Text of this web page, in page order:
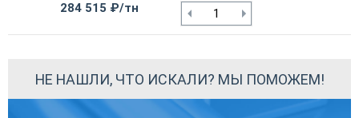
284 515 ₽/тн
НЕ НАШЛИ, ЧТО ИСКАЛИ? МЫ ПОМОЖЕМ!